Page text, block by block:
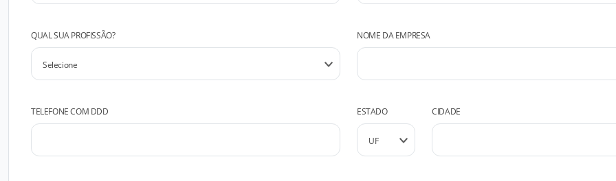
QUAL SUA PROFISSÃO? NOME DA EMPRESA
TELEFONE COM DDD ESTADO CIDADE